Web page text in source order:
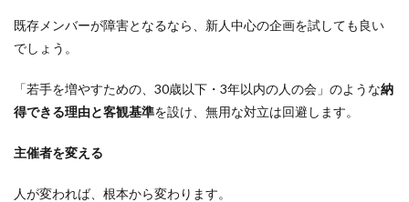
既存メンバーが障害となるなら、新人中心の企画を試しても良い
でしょう。
「若手を増やすための、30歳以下・3年以内の人の会」のような納
得できる理由と客観基準を設け、無用な対立は回避します。
主催者を変える
人が変われば、根本から変わります。